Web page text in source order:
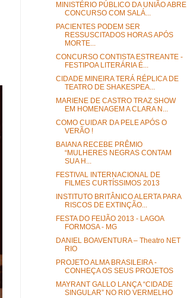
MINISTÉRIO PÚBLICO DA UNIÃO ABRE
CONCURSO COM SALÁ...
PACIENTES PODEM SER
RESSUSCITADOS HORAS APÓS
MORTE...
CONCURSO CONTISTA ESTREANTE -
FESTIPOA LITERÁRIA É...
CIDADE MINEIRA TERÁ RÉPLICA DE
TEATRO DE SHAKESPEA...
MARIENE DE CASTRO TRAZ SHOW
EM HOMENAGEM A CLARA N...
COMO CUIDAR DA PELE APÓS O
VERÃO !
BAIANA RECEBE PRÊMIO
“MULHERES NEGRAS CONTAM
SUA H...
FESTIVAL INTERNACIONAL DE
FILMES CURTÍSSIMOS 2013
INSTITUTO BRITÂNICO ALERTA PARA
RISCOS DE EXTINÇÃO...
FESTA DO FEIJÃO 2013 - LAGOA
FORMOSA - MG
DANIEL BOAVENTURA – Theatro NET
RIO
PROJETO ALMA BRASILEIRA -
CONHEÇA OS SEUS PROJETOS
MAYRANT GALLO LANÇA “CIDADE
SINGULAR” NO RIO VERMELHO